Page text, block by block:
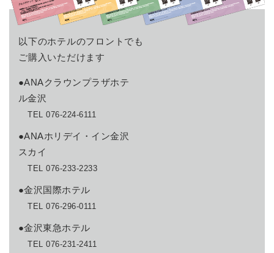
以下のホテルのフロントでも
ご購入いただけます
●ANAクラウンプラザホテ
ル金沢
TEL 076-224-6111
●ANAホリデイ・イン金沢
スカイ
TEL 076-233-2233
●金沢国際ホテル
TEL 076-296-0111
●金沢東急ホテル
TEL 076-231-2411